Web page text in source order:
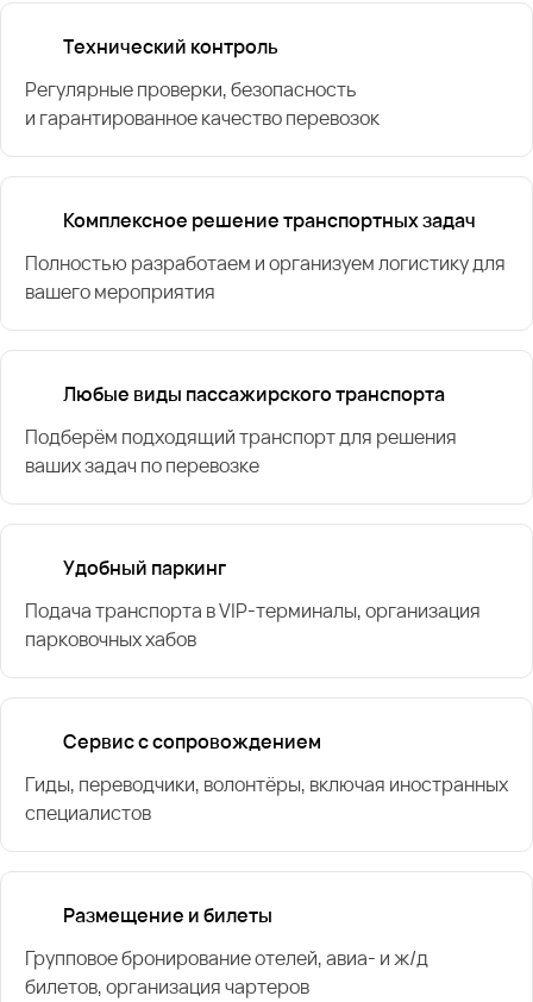
Технический контроль
Регулярные проверки, безопасность
и гарантированное качество перевозок
Комплексное решение транспортных задач
Полностью разработаем и организуем логистику для
вашего мероприятия
Любые виды пассажирского транспорта
Подберём подходящий транспорт для решения
ваших задач по перевозке
Удобный паркинг
Подача транспорта в VIP-терминалы, организация
парковочных хабов
Сервис с сопровождением
Гиды, переводчики, волонтёры, включая иностранных
специалистов
Размещение и билеты
Групповое бронирование отелей, авиа- и ж/д
билетов, организация чартеров